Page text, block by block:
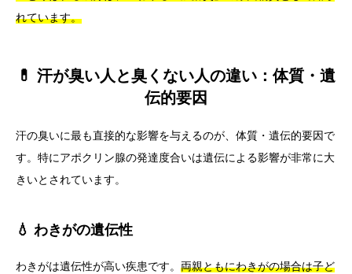
れています。
💊 汗が臭い人と臭くない人の違い：体質・遺
伝的要因
汗の臭いに最も直接的な影響を与えるのが、体質・遺伝的要因で
す。特にアポクリン腺の発達度合いは遺伝による影響が非常に大
きいとされています。
💧 わきがの遺伝性
わきがは遺伝性が高い疾患です。 両親ともにわきがの場合は子ど